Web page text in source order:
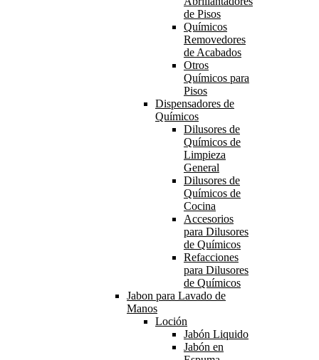
de Pisos
Químicos
Removedores
de Acabados
Otros
Químicos para
Pisos
Dispensadores de
Químicos
Dilusores de
Químicos de
Limpieza
General
Dilusores de
Químicos de
Cocina
Accesorios
para Dilusores
de Químicos
Refacciones
para Dilusores
de Químicos
Jabon para Lavado de
Manos
Loción
Jabón Liquido
Jabón en